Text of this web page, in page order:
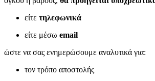
είτε τηλεφωνικά
είτε μέσω email
ώστε να σας ενημερώσουμε αναλυτικά για:
τον τρόπο αποστολής